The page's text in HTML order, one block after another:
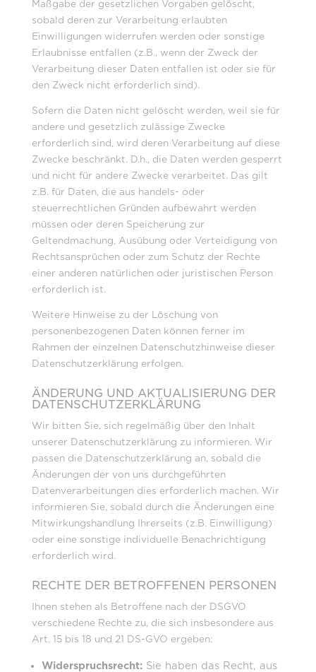
Maßgabe der gesetzlichen Vorgaben gelöscht,
sobald deren zur Verarbeitung erlaubten
Einwilligungen widerrufen werden oder sonstige
Erlaubnisse entfallen (z.B., wenn der Zweck der
Verarbeitung dieser Daten entfallen ist oder sie für
den Zweck nicht erforderlich sind).
Sofern die Daten nicht gelöscht werden, weil sie für
andere und gesetzlich zulässige Zwecke
erforderlich sind, wird deren Verarbeitung auf diese
Zwecke beschränkt. D.h., die Daten werden gesperrt
und nicht für andere Zwecke verarbeitet. Das gilt
z.B. für Daten, die aus handels- oder
steuerrechtlichen Gründen aufbewahrt werden
müssen oder deren Speicherung zur
Geltendmachung, Ausübung oder Verteidigung von
Rechtsansprüchen oder zum Schutz der Rechte
einer anderen natürlichen oder juristischen Person
erforderlich ist.
Weitere Hinweise zu der Löschung von
personenbezogenen Daten können ferner im
Rahmen der einzelnen Datenschutzhinweise dieser
Datenschutzerklärung erfolgen.
ÄNDERUNG UND AKTUALISIERUNG DER
DATENSCHUTZERKLÄRUNG
Wir bitten Sie, sich regelmäßig über den Inhalt
unserer Datenschutzerklärung zu informieren. Wir
passen die Datenschutzerklärung an, sobald die
Änderungen der von uns durchgeführten
Datenverarbeitungen dies erforderlich machen. Wir
informieren Sie, sobald durch die Änderungen eine
Mitwirkungshandlung Ihrerseits (z.B. Einwilligung)
oder eine sonstige individuelle Benachrichtigung
erforderlich wird.
RECHTE DER BETROFFENEN PERSONEN
Ihnen stehen als Betroffene nach der DSGVO
verschiedene Rechte zu, die sich insbesondere aus
Art. 15 bis 18 und 21 DS-GVO ergeben:
Widerspruchsrecht:Sie haben das Recht, aus